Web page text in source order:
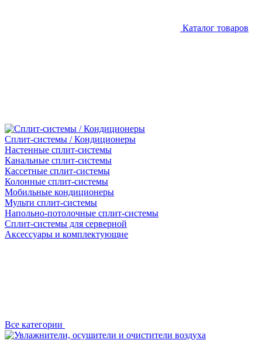
Каталог товаров
Сплит-системы / Кондиционеры
Настенные сплит-системы
Канальные сплит-системы
Кассетные сплит-системы
Колонные сплит-системы
Мобильные кондиционеры
Мульти сплит-системы
Напольно-потолочные сплит-системы
Сплит-системы для серверной
Аксессуары и комплектующие
Все категории